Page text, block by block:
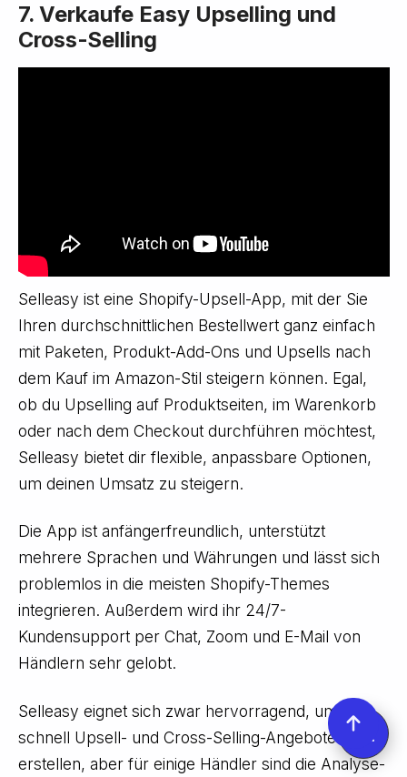
7. Verkaufe Easy Upselling und
Cross-Selling
Selleasy ist eine Shopify-Upsell-App, mit der Sie
Ihren durchschnittlichen Bestellwert ganz einfach
mit Paketen, Produkt-Add-Ons und Upsells nach
dem Kauf im Amazon-Stil steigern können. Egal,
ob du Upselling auf Produktseiten, im Warenkorb
oder nach dem Checkout durchführen möchtest,
Selleasy bietet dir flexible, anpassbare Optionen,
um deinen Umsatz zu steigern.
Die App ist anfängerfreundlich, unterstützt
mehrere Sprachen und Währungen und lässt sich
problemlos in die meisten Shopify-Themes
integrieren. Außerdem wird ihr 24/7-
Kundensupport per Chat, Zoom und E-Mail von
Händlern sehr gelobt.
Selleasy eignet sich zwar hervorragend, um
schnell Upsell- und Cross-Selling-Angebote zu
erstellen, aber für einige Händler sind die Analyse-